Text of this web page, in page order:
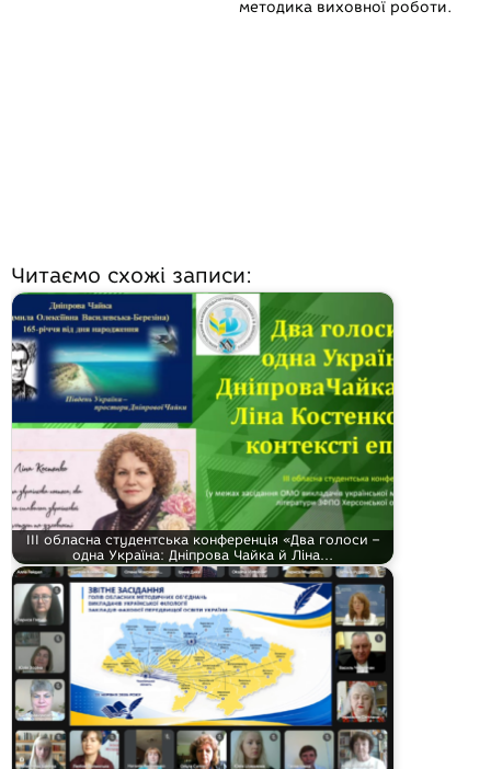
методика виховної роботи.
Читаємо схожі записи:
ІІІ обласна студентська конференція «Два голоси –
одна Україна: Дніпрова Чайка й Ліна…